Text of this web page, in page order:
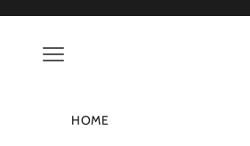
メニューを開く
HOME